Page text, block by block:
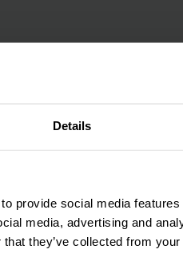
Details
provide social media
media, advertising and
they’ve collected from
Ltda